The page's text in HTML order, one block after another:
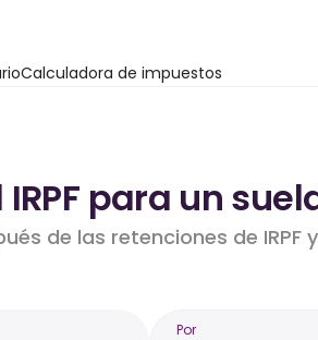
Calculadora de impuestos
para un
de las retenciones de IRPF
Por